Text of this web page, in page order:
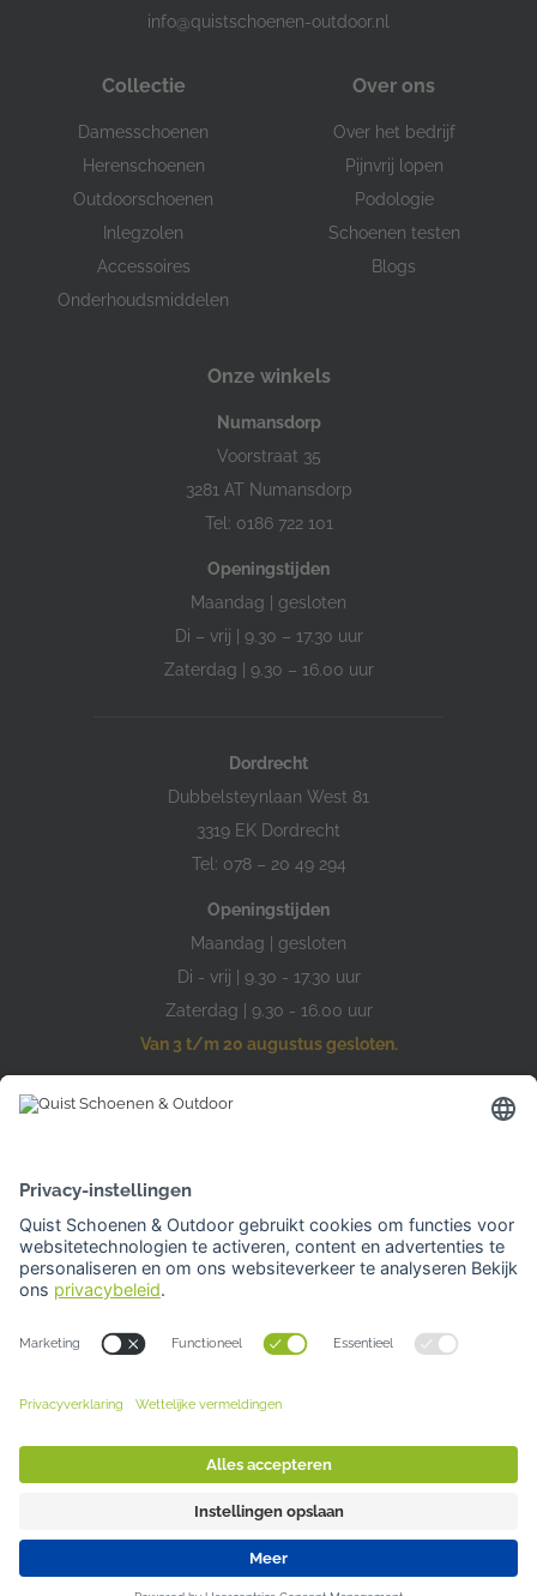
info@quistschoenen-outdoor.nl
Collectie
Damesschoenen
Herenschoenen
Outdoorschoenen
Inlegzolen
Accessoires
Onderhoudsmiddelen
Over ons
Over het bedrijf
Pijnvrij lopen
Podologie
Schoenen testen
Blogs
Onze winkels
Numansdorp
Voorstraat 35
3281 AT Numansdorp
Tel: 0186 722 101
Openingstijden
Maandag | gesloten
Di – vrij | 9.30 – 17.30 uur
Zaterdag | 9.30 – 16.00 uur
Dordrecht
Dubbelsteynlaan West 81
3319 EK Dordrecht
Tel: 078 – 20 49 294
Openingstijden
Maandag | gesloten
Di - vrij | 9.30 - 17.30 uur
Zaterdag | 9.30 - 16.00 uur
Van 3 t/m 20 augustus gesloten.
3371 AM Hardinxveld-Giessendam
Tel: 0184 701 539
Overige dagen gesloten
Je kunt bij al onze winkels
GRATIS PARKEREN
© 2026 Quist Schoenen & Outdoor
Deze website gebruikt cookies. Voor meer
Sluiten